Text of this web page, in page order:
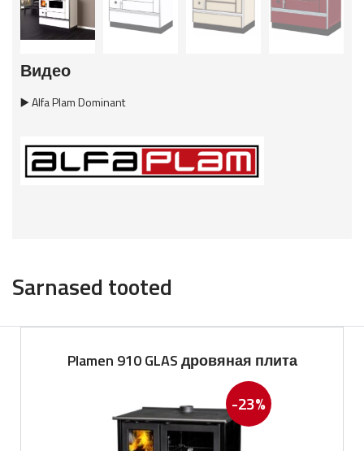
Видео
▶️ Alfa Plam Dominant
Sarnased tooted
Plamen 910 GLAS дровяная плита
-23%